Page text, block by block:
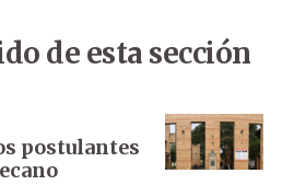
de esta sección
postulantes